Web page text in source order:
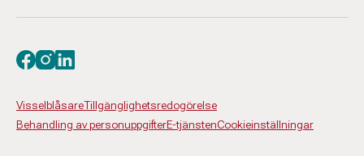
VisselblåsareTillgänglighetsredogörelse
Behandling av personuppgifterE-tjänstenCookieinställningar
Besök oss på facebook
Besök oss på instagram
Besök oss på linkedin